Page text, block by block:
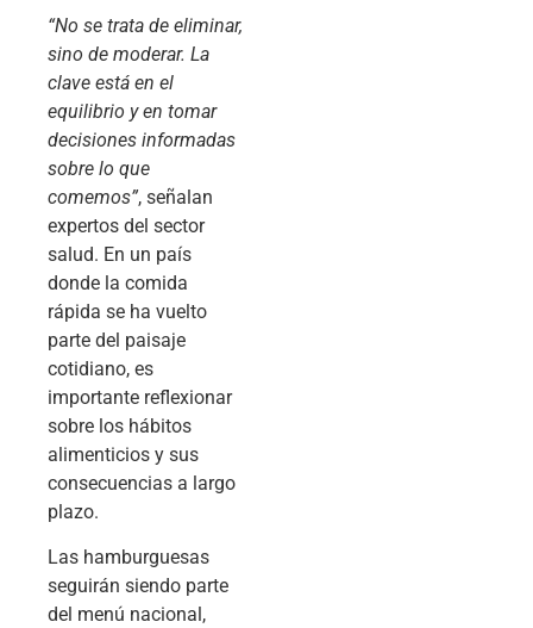
“No se trata de eliminar,
sino de moderar. La
clave está en el
equilibrio y en tomar
decisiones informadas
sobre lo que
comemos”, señalan
expertos del sector
salud. En un país
donde la comida
rápida se ha vuelto
parte del paisaje
cotidiano, es
importante reflexionar
sobre los hábitos
alimenticios y sus
consecuencias a largo
plazo.
Las hamburguesas
seguirán siendo parte
del menú nacional,